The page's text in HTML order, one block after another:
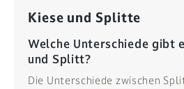
Kiese und Splitte
Welche Unterschiede gibt
und Splitt?
Die Unterschiede zwischen